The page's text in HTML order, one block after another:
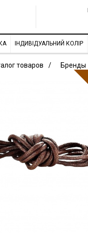
ІНДИВІДУАЛЬНИЙ КОЛІР
товаров Бренды